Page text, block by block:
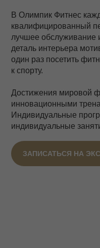
В Олимпик Фитнес
квалифицированный
лучшее обслуживание
деталь интерьера
один раз посетить
к спорту.
Достижения мировой
инновационными
Индивидуальные
индивидуальные
ЗАПИСАТЬСЯ НА